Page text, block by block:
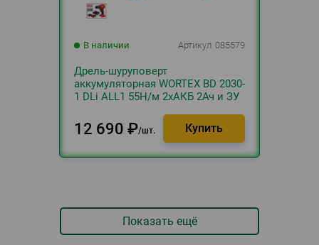
В наличии Артикул 085579
Дрель-шуруповерт
аккумуляторная WORTEX BD 2030-
1 DLi ALL1 55Н/м 2хАКБ 2Ач и ЗУ
12 690 ₽ шт.
Показать ещё